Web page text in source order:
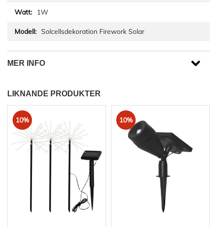
1W
Solcellsdekoration Firework Solar
MER INFO
LIKNANDE PRODUKTER
10% 10%